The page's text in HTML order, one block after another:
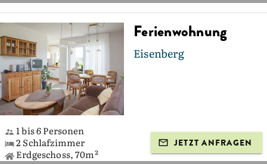
Ferienwohnung
Eisenberg
1 bis 6 Personen
2 Schlafzimmer
Erdgeschoss, 70m²
JETZT ANFRAGEN